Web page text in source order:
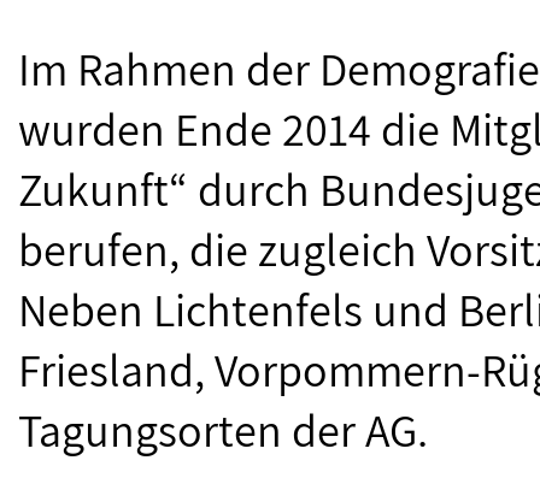
Im Rahmen der
wurden Ende 2014 die
Zukunft“ durch
berufen, die zugleich
Neben Lichtenfels und
Friesland, Vorpommern-
Tagungsorten der AG.